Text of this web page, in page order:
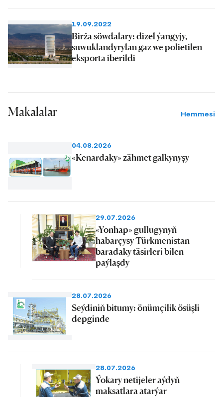
19.09.2022
Birža söwdalary: dizel ýangyjy,
suwuklandyrylan gaz we polietilen
eksporta iberildi
Makalalar Hemmesi
04.08.2026
«Kenardaky» zähmet galkynyşy
29.07.2026
«Yonhap» gullugynyň
habarçysy Türkmenistan
baradaky täsirleri bilen
paýlaşdy
28.07.2026
Seýdiniň bitumy: önümçilik ösüşli
depginde
28.07.2026
Ýokary netijeler aýdyň
maksatlara atarýar